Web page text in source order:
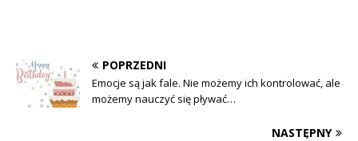
POPRZEDNI
Emocje są jak fale. Nie możemy ich kontrolować, ale
możemy nauczyć się pływać…
NASTĘPNY